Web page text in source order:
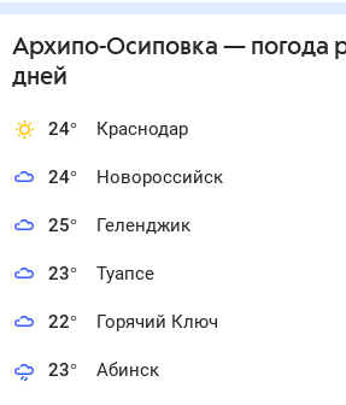
Архипо-Осиповка — погода
дней
24° Краснодар
24° Новороссийск
25° Геленджик
23° Туапсе
22° Горячий Ключ
23° Абинск